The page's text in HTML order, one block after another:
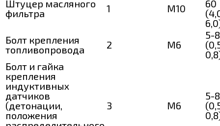
Штуцер масляного
фильтра
1 M10
60
Болт крепления
топливопровода
2 M6
5-8
Болт и гайка
крепления
индуктивных
датчиков
(детонации,
положения
3 M6
5-8